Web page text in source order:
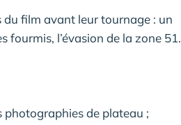
du film avant leur tournage : un
fourmis, l’évasion de la zone 51.
de plateau ;